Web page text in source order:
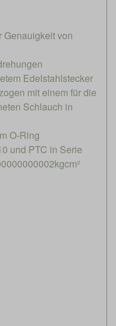
Genauigkeit von
Edelstahlstecker
mit einem für die
Schlauch in
O-Ring
und PTC in Serie